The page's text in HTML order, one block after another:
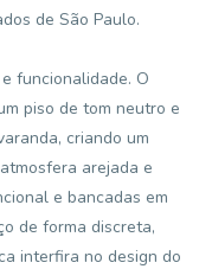
de São Paulo.
funcionalidade. O
piso de tom neutro e
criando um
arejada e
e bancadas em
de forma discreta,
interfira no design do